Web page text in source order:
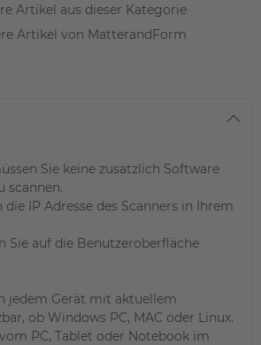
Artikel aus dieser Kategorie
Artikel von MatterandForm
Sie keine zusätzlich Software
scannen.
die IP Adresse des Scanners in Ihrem
Sie auf die Benutzeroberfläche
jedem Gerät mit aktuellem
ob Windows PC, MAC oder Linux.
PC, Tablet oder Notebook im